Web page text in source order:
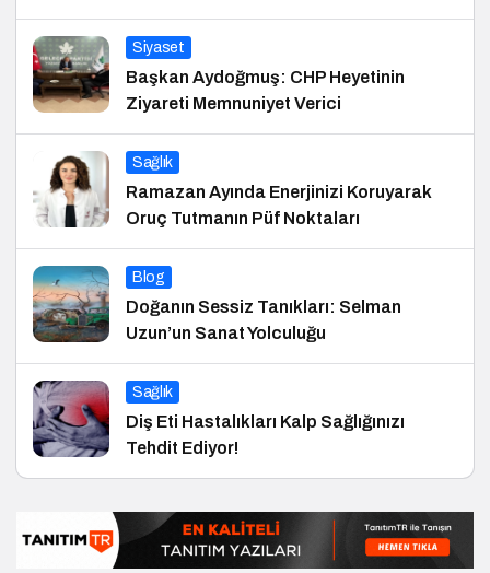
Siyaset
Başkan Aydoğmuş: CHP Heyetinin
Ziyareti Memnuniyet Verici
Sağlık
Ramazan Ayında Enerjinizi Koruyarak
Oruç Tutmanın Püf Noktaları
Blog
Doğanın Sessiz Tanıkları: Selman
Uzun’un Sanat Yolculuğu
Sağlık
Diş Eti Hastalıkları Kalp Sağlığınızı
Tehdit Ediyor!